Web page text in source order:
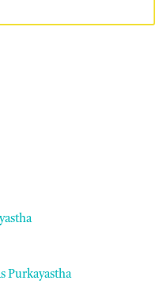
Purkayastha